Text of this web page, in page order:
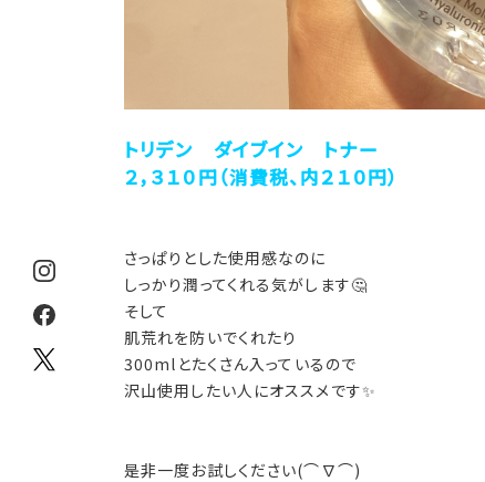
トリデン ダイブイン トナー
２，３１０円（消費税、内２１０円）
さっぱりとした使用感なのに
しっかり潤ってくれる気がします🤔
そして
肌荒れを防いでくれたり
300mlとたくさん入っているので
沢山使用したい人にオススメです✨
是非一度お試しください(⌒∇⌒)